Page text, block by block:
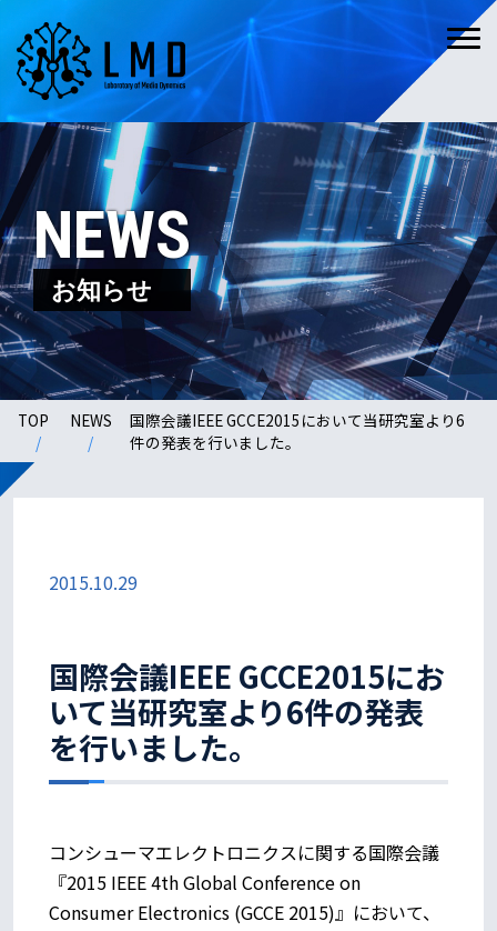
NEWS
お知らせ
TOP NEWS
国際会議IEEE GCCE2015において当研究室より6
件の発表を行いました。
2015.10.29
国際会議IEEE GCCE2015にお
いて当研究室より6件の発表
を行いました。
コンシューマエレクトロニクスに関する国際会議
『2015 IEEE 4th Global Conference on
Consumer Electronics (GCCE 2015)』において、